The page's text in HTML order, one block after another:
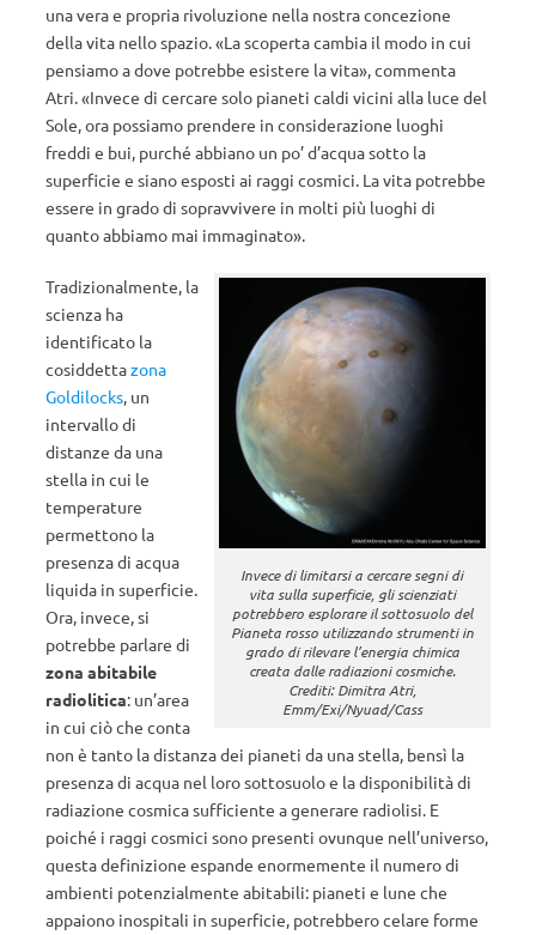
una vera e propria rivoluzione nella nostra concezione
della vita nello spazio. «La scoperta cambia il modo in cui
pensiamo a dove potrebbe esistere la vita», commenta
Atri. «Invece di cercare solo pianeti caldi vicini alla luce del
Sole, ora possiamo prendere in considerazione luoghi
freddi e bui, purché abbiano un po’ d’acqua sotto la
superficie e siano esposti ai raggi cosmici. La vita potrebbe
essere in grado di sopravvivere in molti più luoghi di
quanto abbiamo mai immaginato».
Invece di limitarsi a cercare segni di
vita sulla superficie, gli scienziati
potrebbero esplorare il sottosuolo del
Pianeta rosso utilizzando strumenti in
grado di rilevare l’energia chimica
creata dalle radiazioni cosmiche.
Crediti: Dimitra Atri,
Emm/Exi/Nyuad/Cass
Tradizionalmente, la
scienza ha
identificato la
cosiddettazona
Goldilocks, un
intervallo di
distanze da una
stella in cui le
temperature
permettono la
presenza di acqua
liquida in superficie.
Ora, invece, si
potrebbe parlare di
zona abitabile
radiolitica: un’area
in cui ciò che conta
non è tanto la distanza dei pianeti da una stella, bensì la
presenza di acqua nel loro sottosuolo e la disponibilità di
radiazione cosmica sufficiente a generare radiolisi. E
poiché i raggi cosmici sono presenti ovunque nell’universo,
questa definizione espande enormemente il numero di
ambienti potenzialmente abitabili: pianeti e lune che
appaiono inospitali in superficie, potrebbero celare forme